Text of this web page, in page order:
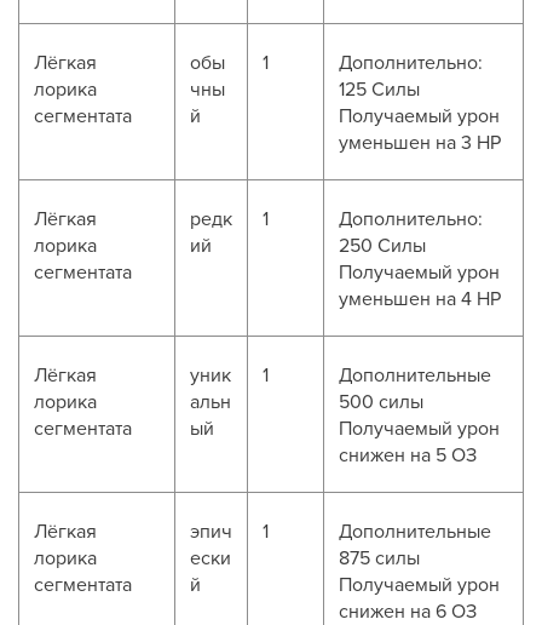
Лёгкая
лорика
сегментата
обы
чны
й
1
Дополнительно:
125 Силы
Получаемый урон
уменьшен на 3 HP
Лёгкая
лорика
сегментата
редк
ий
1
Дополнительно:
250 Силы
Получаемый урон
уменьшен на 4 HP
Лёгкая
лорика
сегментата
уник
альн
ый
1
Дополнительные
500 силы
Получаемый урон
снижен на 5 ОЗ
Лёгкая
лорика
сегментата
эпич
ески
й
1
Дополнительные
875 силы
Получаемый урон
снижен на 6 ОЗ